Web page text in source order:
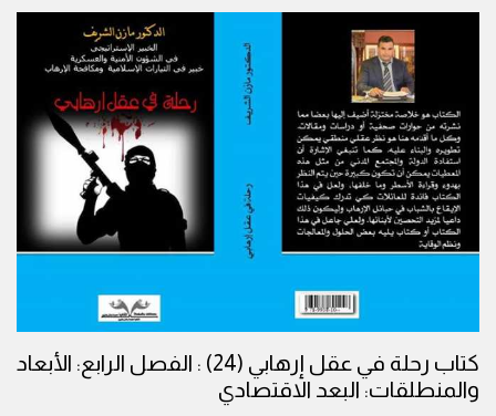
كتاب رحلة في عقل إرهابي (24) : الفصل الرابع: الأبعاد
والمنطلقات: البعد الاقتصادي